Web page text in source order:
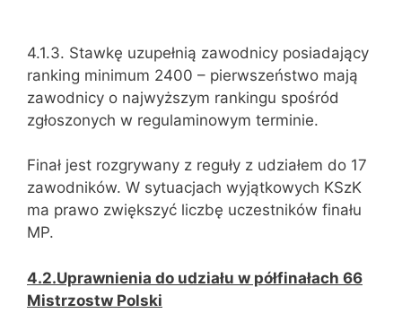
4.1.3. Stawkę uzupełnią zawodnicy posiadający
ranking minimum 2400 – pierwszeństwo mają
zawodnicy o najwyższym rankingu spośród
zgłoszonych w regulaminowym terminie.
Finał jest rozgrywany z reguły z udziałem do 17
zawodników. W sytuacjach wyjątkowych KSzK
ma prawo zwiększyć liczbę uczestników finału
MP.
4.2.Uprawnienia do udziału w półfinałach 66
Mistrzostw Polski